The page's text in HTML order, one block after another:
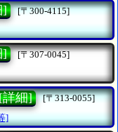
]
[〒300-4115]
]
[〒307-0045]
詳細]
[〒313-0055]
]